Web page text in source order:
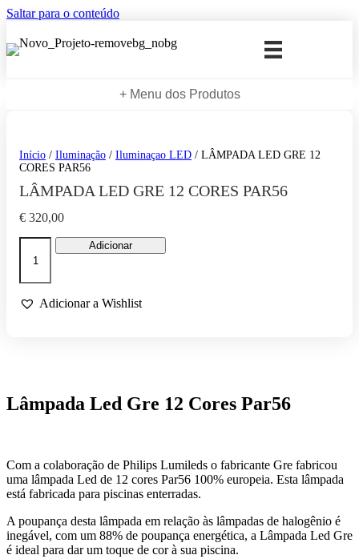
Saltar para o conteúdo
+ Menu dos Produtos
Início / Iluminação / Iluminaçao LED / LÂMPADA LED GRE 12
CORES PAR56
LÂMPADA LED GRE 12 CORES PAR56
€ 320,00
Quantidade
LED
GRE
Adicionar
Adicionar a Wishlist
Lâmpada Led Gre 12 Cores Par56
Com a colaboração de Philips Lumileds o fabricante Gre fabricou
uma lâmpada Led de 12 cores Par56 100% europeia. Esta lâmpada
está fabricada para piscinas enterradas.
A poupança desta lâmpada em relação às lâmpadas de halogênio é
inegável, com um 88% de poupança energética, a Lâmpada Led Gre
é ideal para dar um toque de cor à sua piscina.